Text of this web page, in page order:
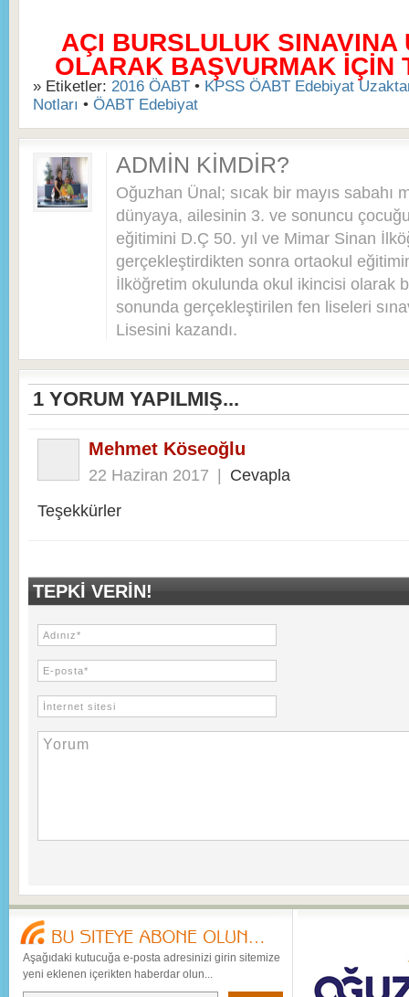
AÇI BURSLULUK SINAVINA
OLARAK BAŞVURMAK İÇİN
» Etiketler: 2016 ÖABT • KPSS ÖABT Edebiyat
Notları • ÖABT Edebiyat
ADMIN KIMDIR?
Oğuzhan Ünal; sıcak bir mayıs sabahı
dünyaya, ailesinin 3. ve sonuncu
eğitimini D.Ç 50. yıl ve Mimar Sinan
gerçekleştirdikten sonra ortaokul
İlköğretim okulunda okul ikincisi olarak
sonunda gerçekleştirilen fen liseleri
Lisesini kazandı.
1 YORUM YAPILMIŞ...
Mehmet Köseoğlu
22 Haziran 2017 | Cevapla
Teşekkürler
TEPKI VERIN!
Aşağıdaki kutucuğa e-posta adresinizi girin sitemize
yeni eklenen içerikten haberdar olun...